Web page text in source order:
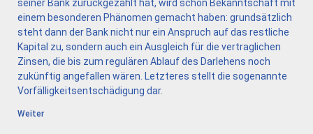
seiner Bank zurückgezahlt hat, wird schon Bekanntschaft mit
einem besonderen Phänomen gemacht haben: grundsätzlich
steht dann der Bank nicht nur ein Anspruch auf das restliche
Kapital zu, sondern auch ein Ausgleich für die vertraglichen
Zinsen, die bis zum regulären Ablauf des Darlehens noch
zukünftig angefallen wären. Letzteres stellt die sogenannte
Vorfälligkeitsentschädigung dar.
Weiter